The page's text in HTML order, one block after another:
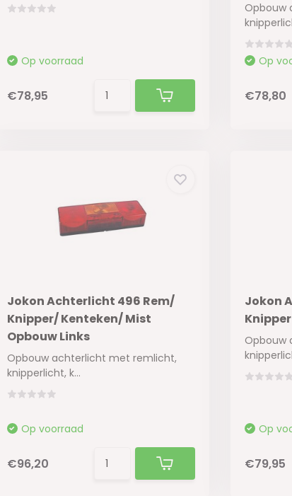
Op voorraad
€78,95
Opbouw
Op
€78,80
Jokon Achterlicht 496 Rem/
Knipper/ Kenteken/ Mist
Opbouw Links
Opbouw achterlicht met remlicht,
knipperlicht, k...
Op voorraad
€96,20
Jokon
Opbouw
Op
€79,95